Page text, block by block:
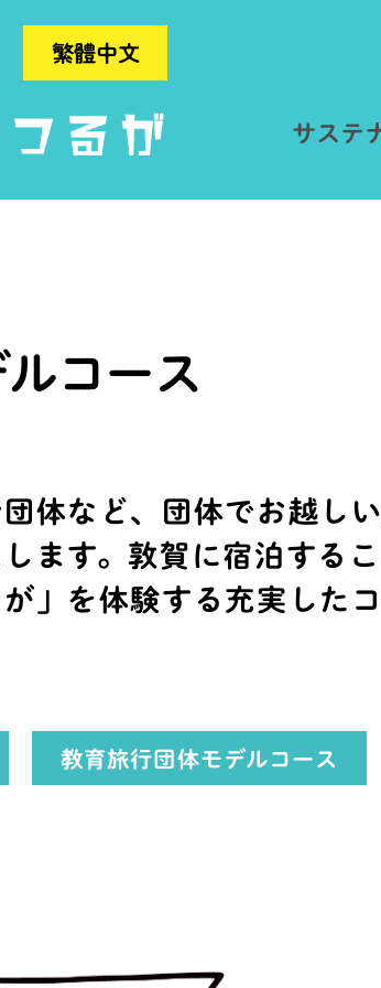
繁體中文
サステ
コース
体など、団体でお越し
ます。敦賀に宿泊する
」を体験する充実した
教育旅行団体モデルコース